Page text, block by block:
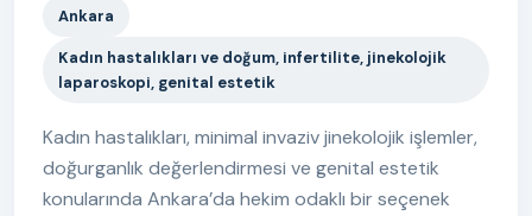
Ankara
Kadın hastalıkları ve doğum, infertilite, jinekolojik
laparoskopi, genital estetik
Kadın hastalıkları, minimal invaziv jinekolojik işlemler,
doğurganlık değerlendirmesi ve genital estetik
konularında Ankara’da hekim odaklı bir seçenek